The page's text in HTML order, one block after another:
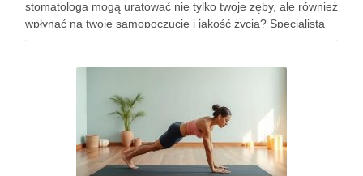
stomatologa mogą uratować nie tylko twoje zęby, ale również
wpłynąć na twoje samopoczucie i jakość życia? Specjalista
ten zajmuje się diagnostyką i profilaktyką chorób jamy ustnej,